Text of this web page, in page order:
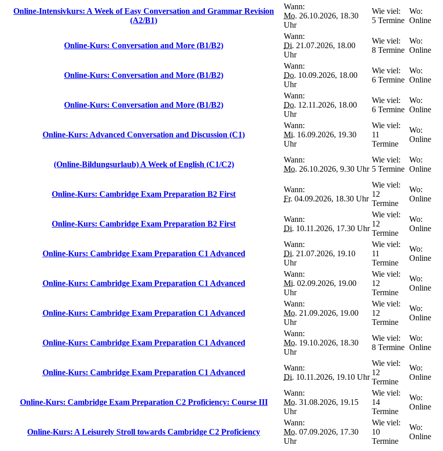
Online-Intensivkurs: A Week of Easy Conversation and Grammar Revision
(A2/B1)
Wann:
Mo. 26.10.2026, 18.30
Uhr
Wie viel:
5 Termine
Wo:
Online
Online-Kurs: Conversation and More (B1/B2)
Wann:
Di. 21.07.2026, 18.00
Uhr
Wie viel:
8 Termine
Wo:
Online
Online-Kurs: Conversation and More (B1/B2)
Wann:
Do. 10.09.2026, 18.00
Uhr
Wie viel:
6 Termine
Wo:
Online
Online-Kurs: Conversation and More (B1/B2)
Wann:
Do. 12.11.2026, 18.00
Uhr
Wie viel:
6 Termine
Wo:
Online
Online-Kurs: Advanced Conversation and Discussion (C1)
Wann:
Mi. 16.09.2026, 19.30
Uhr
Wie viel:
11
Termine
Wo:
Online
(Online-Bildungsurlaub) A Week of English (C1/C2)
Wann:
Mo. 26.10.2026, 9.30 Uhr
Wie viel:
5 Termine
Wo:
Online
Online-Kurs: Cambridge Exam Preparation B2 First
Wann:
Fr. 04.09.2026, 18.30 Uhr
Wie viel:
12
Termine
Wo:
Online
Online-Kurs: Cambridge Exam Preparation B2 First
Wann:
Di. 10.11.2026, 17.30 Uhr
Wie viel:
12
Termine
Wo:
Online
Online-Kurs: Cambridge Exam Preparation C1 Advanced
Wann:
Di. 21.07.2026, 19.10
Uhr
Wie viel:
11
Termine
Wo:
Online
Online-Kurs: Cambridge Exam Preparation C1 Advanced
Wann:
Mi. 02.09.2026, 19.00
Uhr
Wie viel:
12
Termine
Wo:
Online
Online-Kurs: Cambridge Exam Preparation C1 Advanced
Wann:
Mo. 21.09.2026, 19.00
Uhr
Wie viel:
12
Termine
Wo:
Online
Online-Kurs: Cambridge Exam Preparation C1 Advanced
Wann:
Mo. 19.10.2026, 18.30
Uhr
Wie viel:
8 Termine
Wo:
Online
Online-Kurs: Cambridge Exam Preparation C1 Advanced
Wann:
Di. 10.11.2026, 19.10 Uhr
Wie viel:
12
Termine
Wo:
Online
Online-Kurs: Cambridge Exam Preparation C2 Proficiency: Course III
Wann:
Mo. 31.08.2026, 19.15
Uhr
Wie viel:
14
Termine
Wo:
Online
Online-Kurs: A Leisurely Stroll towards Cambridge C2 Proficiency
Wann:
Mo. 07.09.2026, 17.30
Uhr
Wie viel:
10
Termine
Wo:
Online